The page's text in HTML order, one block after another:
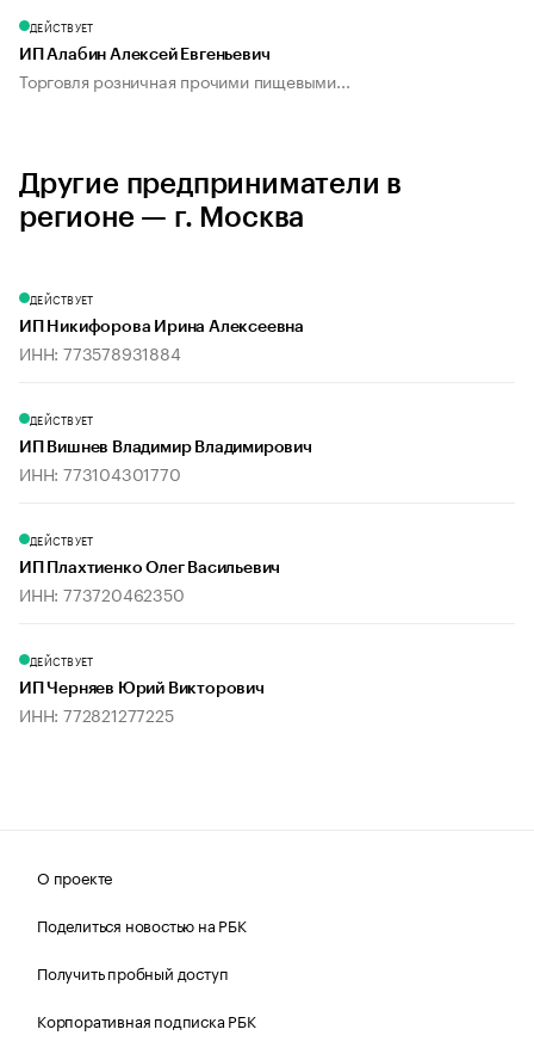
ДЕЙСТВУЕТ
ИП Алабин Алексей Евгеньевич
Торговля розничная прочими пищевыми...
Другие предприниматели в
регионе — г. Москва
ДЕЙСТВУЕТ
ИП Никифорова Ирина Алексеевна
ИНН: 773578931884
ДЕЙСТВУЕТ
ИП Вишнев Владимир Владимирович
ИНН: 773104301770
ДЕЙСТВУЕТ
ИП Плахтиенко Олег Васильевич
ИНН: 773720462350
ДЕЙСТВУЕТ
ИП Черняев Юрий Викторович
ИНН: 772821277225
О проекте
Поделиться новостью на РБК
Получить пробный доступ
Корпоративная подписка РБК